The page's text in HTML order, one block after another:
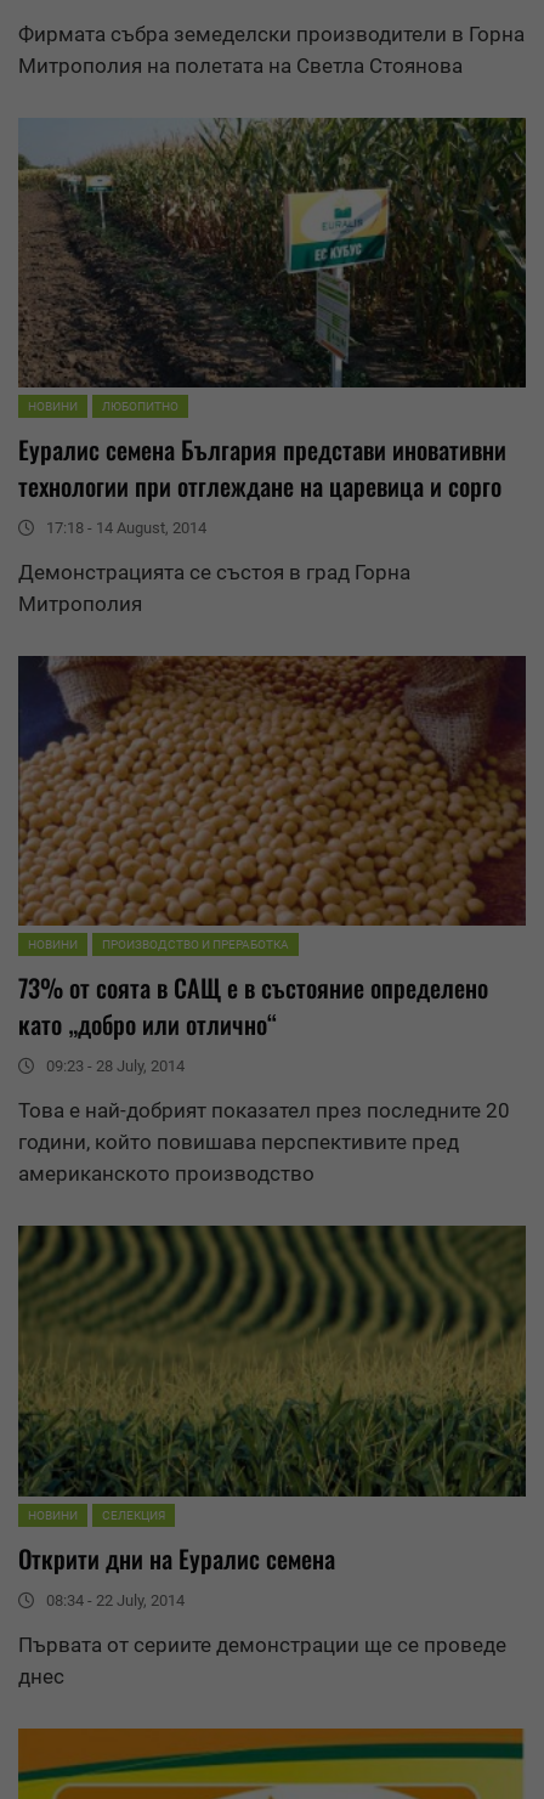
Фирмата събра земеделски производители в Горна
Митрополия на полетата на Светла Стоянова
НОВИНИ ЛЮБОПИТНО
Еуралис семена България представи иновативни
технологии при отглеждане на царевица и сорго
17:18 - 14 August, 2014
Демонстрацията се състоя в град Горна
Митрополия
НОВИНИ ПРОИЗВОДСТВО И ПРЕРАБОТКА
73% от соята в САЩ е в състояние определено
като „добро или отлично“
09:23 - 28 July, 2014
Това е най-добрият показател през последните 20
години, който повишава перспективите пред
американското производство
НОВИНИ СЕЛЕКЦИЯ
Открити дни на Еуралис семена
08:34 - 22 July, 2014
Първата от сериите демонстрации ще се проведе
днес